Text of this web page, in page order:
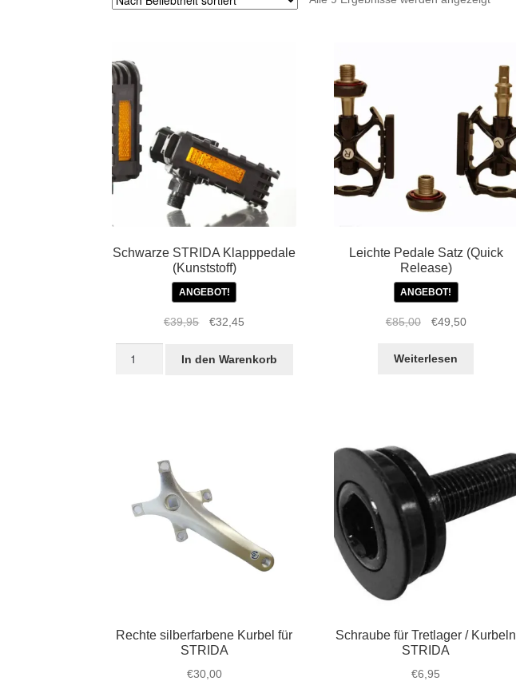
Schwarze STRIDA Klapppedale
(Kunststoff)
ANGEBOT!
€39,95
Ursprünglicher
war:
€32,45Aktueller
ist:
In den Warenkorb
Leichte Pedale Satz (Quick
Release)
ANGEBOT!
€85,00
Ursprünglicher
war:
€49,50Aktueller
Weiterlesen
Rechte silberfarbene Kurbel für
STRIDA
€30,00
Schraube für Tretlager / Kurbeln
STRIDA
€6,95